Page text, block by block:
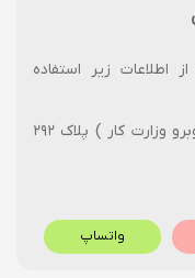
اطلاعات زیر استفاده
خ آزادی نبش کوچه آذر شهر (روبرو وزارت کار ) پلاک ۲۹۲
واتساپ